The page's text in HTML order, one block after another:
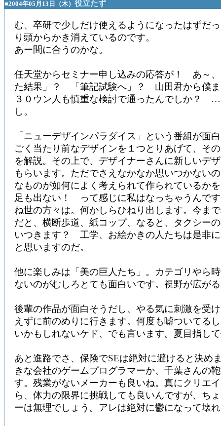
■2004年05月13日（木） 役立たず
む、卒研で少しだけ使えるようになったはずだ
り頭からかき消えているのです。
あー間に合うのかな。
任天堂からセミナー申し込みの応答が！ あ～
た結果」？ 「筆記試験へ」？ 山田君から僕ま
３０ウン人も慎重な検討で通ったんでしか？
し。
「ニューデザインパラダイス」という番組が面
ごく当たり前なデザインを１つとりあげて、そ
を解説。その上で、デザイナーさんに新しいデ
もらいます。ただでさえなかなか思いつかない
なものが如何によく考えられて作られているか
足も出ない！ って感じに私はなっちゃうんで
ね世の方々は。何かしらひねり出します。今ま
だと、横断歩道、紙コップ、なると、タクシー
いつきます？ 工学、お絵かきの人たちは是非
と思いますのだ。
他に楽しみは「美の巨人たち」。カテゴリやら
ないのがむしろとても面白いです。視野が広が
後輩の作品が面白そうだし、やる気に刺激を受
えずに前のめりに行きます。何度も嘘ついてる
いかもしれないケド、でも言います。夏目指し
あと進路でさ、保険でSEは絶対に避けると決め
きな会社のゲームプログラマーか、千葉さんの
す。残業がないメーカーも良いね。真にクリエ
ら、体力の限界に挑戦しても良いんですが、ち
ーは無理でしょう。アレは絶対に鬱になって壊